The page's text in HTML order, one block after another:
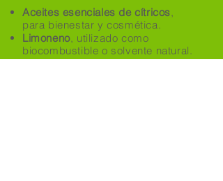
Aceites esenciales de cítricos,
para bienestar y cosmética.
Limoneno, utilizado como
biocombustible o solvente natural.
Alimento para bovinos, elaborado